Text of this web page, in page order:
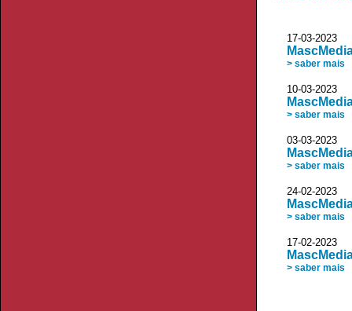
17-03-
> saber mais
10-03-
> saber mais
03-03-
> saber mais
24-02-
> saber mais
17-02-
> saber mais